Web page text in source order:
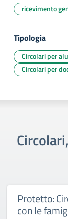
ricevimento
Tipologia
Circolari per
Circolari per
Protetto:
con le